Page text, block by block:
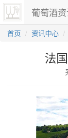
葡萄酒
首页 资讯中心
法